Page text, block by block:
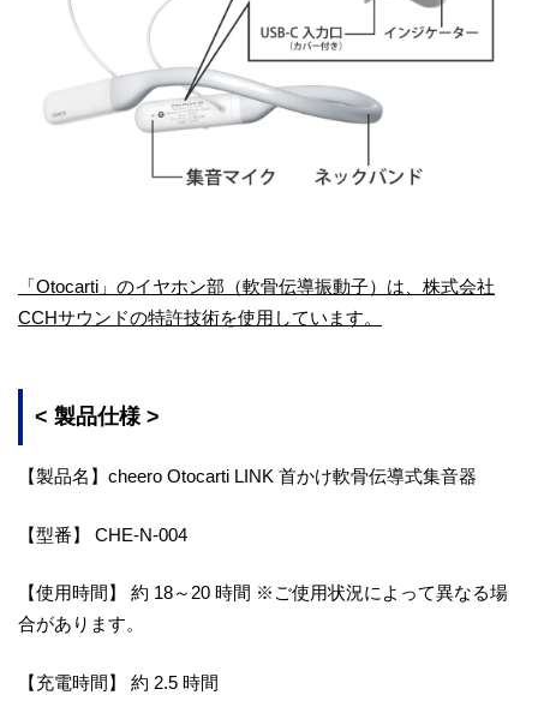
「Otocarti」のイヤホン部（軟骨伝導振動子）は、株式会社
CCHサウンドの特許技術を使用しています。
< 製品仕様 >
【製品名】cheero Otocarti LINK 首かけ軟骨伝導式集音器
【型番】 CHE-N-004
【使用時間】 約 18～20 時間 ※ご使用状況によって異なる場
合があります。
【充電時間】 約 2.5 時間